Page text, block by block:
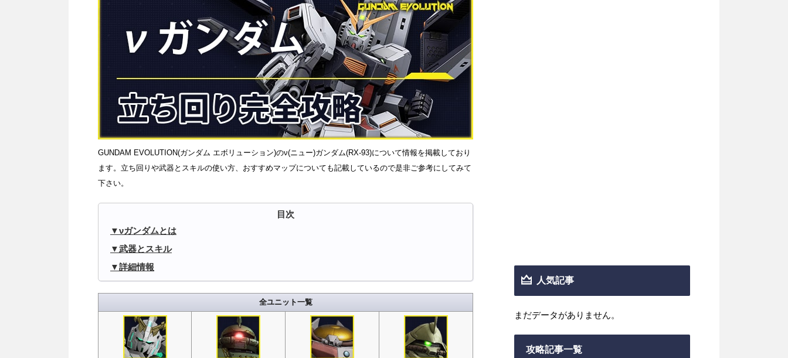
GUNDAM EVOLUTION(ガンダム エボリューション)のν(ニュー)ガンダム(RX-93)について情報を掲載しており
ます。立ち回りや武器とスキルの使い方、おすすめマップについても記載しているので是非ご参考にしてみて
下さい。
νガンダムとは
武器とスキル
詳細情報
全ユニット一覧
人気記事
まだデータがありません。
攻略記事一覧